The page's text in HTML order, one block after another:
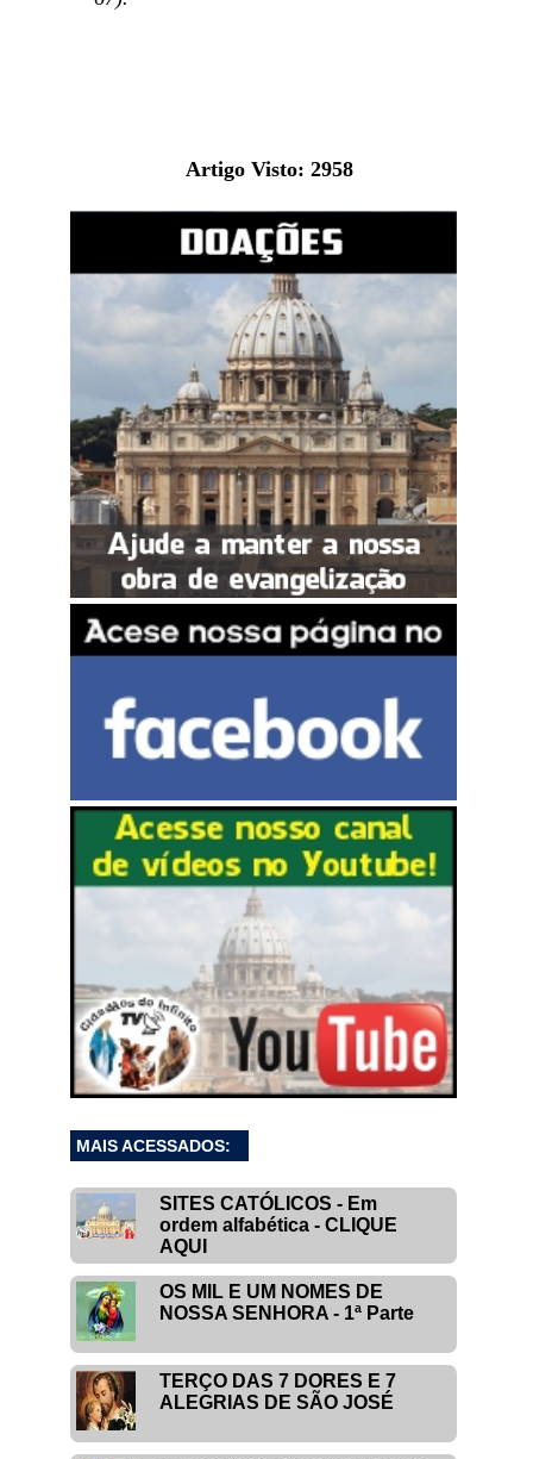
Artigo Visto: 2958
MAIS ACESSADOS:
SITES CATÓLICOS - Em
ordem alfabética - CLIQUE
AQUI
OS MIL E UM NOMES DE
NOSSA SENHORA - 1ª Parte
TERÇO DAS 7 DORES E 7
ALEGRIAS DE SÃO JOSÉ